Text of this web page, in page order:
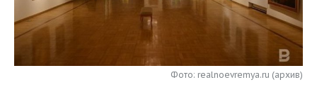
НЕФТЕХИМИЯ
НЕФТЬ
ОПК
РОЗНИЧНАЯ ТОРГОВЛЯ
ТРАНСПОРТ
НОВОСТИ ТЕХНОЛОГИЙ
IT
МЕРОПРИЯТИЯ
НОВОСТИ МЕРОПРИЯТИЙ
СПОРТ
Фото: realnoevremya.ru (архив)